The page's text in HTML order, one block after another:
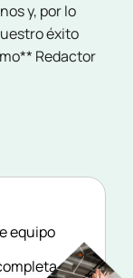
y, por lo
éxito
Redactor
equipo